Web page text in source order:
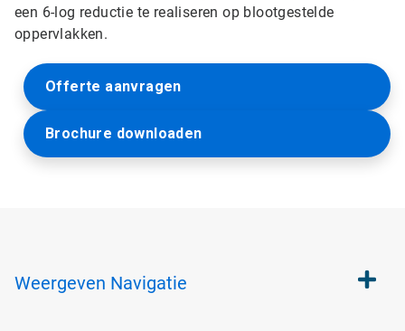
een 6-log reductie te realiseren op blootgestelde
oppervlakken.
Offerte aanvragen
Brochure downloaden
Weergeven Navigatie